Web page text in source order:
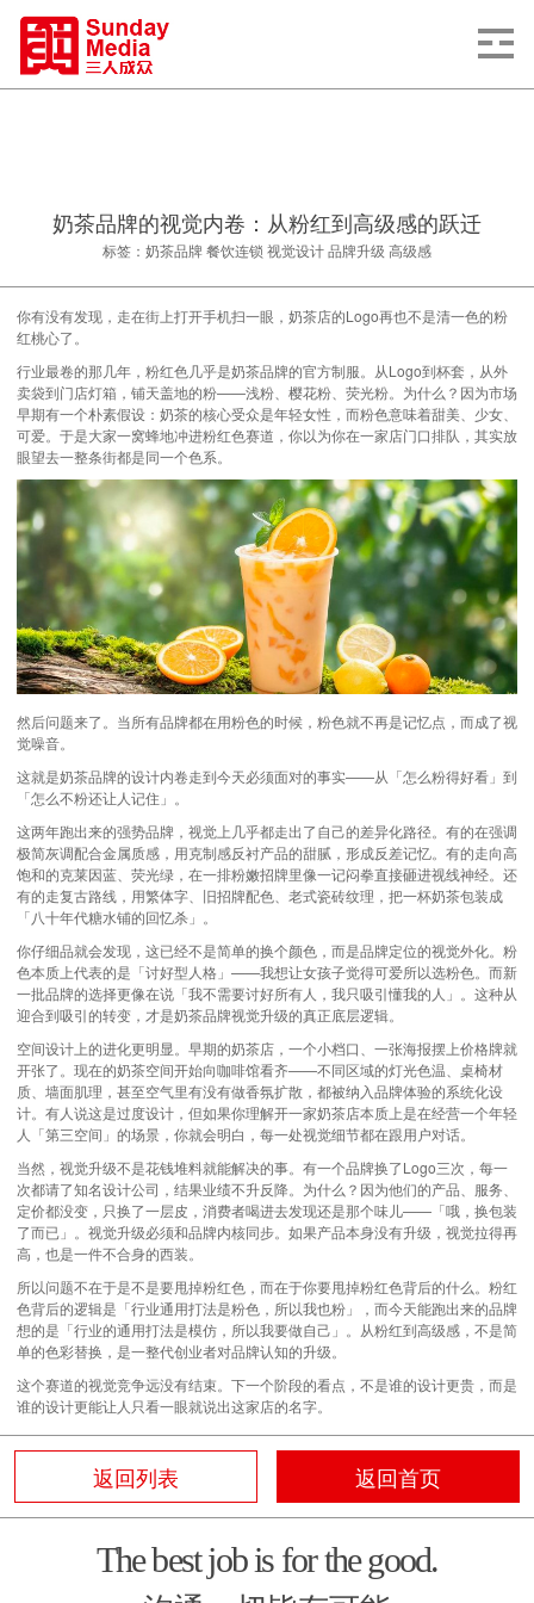
奶茶品牌的视觉内卷：从粉红到高级感的跃迁
标签：奶茶品牌 餐饮连锁 视觉设计 品牌升级 高级感
你有没有发现，走在街上打开手机扫一眼，奶茶店的Logo再也不是清一色的粉
红桃心了。
行业最卷的那几年，粉红色几乎是奶茶品牌的官方制服。从Logo到杯套，从外
卖袋到门店灯箱，铺天盖地的粉——浅粉、樱花粉、荧光粉。为什么？因为市场
早期有一个朴素假设：奶茶的核心受众是年轻女性，而粉色意味着甜美、少女、
可爱。于是大家一窝蜂地冲进粉红色赛道，你以为你在一家店门口排队，其实放
眼望去一整条街都是同一个色系。
然后问题来了。当所有品牌都在用粉色的时候，粉色就不再是记忆点，而成了视
觉噪音。
这就是奶茶品牌的设计内卷走到今天必须面对的事实——从「怎么粉得好看」到
「怎么不粉还让人记住」。
这两年跑出来的强势品牌，视觉上几乎都走出了自己的差异化路径。有的在强调
极简灰调配合金属质感，用克制感反衬产品的甜腻，形成反差记忆。有的走向高
饱和的克莱因蓝、荧光绿，在一排粉嫩招牌里像一记闷拳直接砸进视线神经。还
有的走复古路线，用繁体字、旧招牌配色、老式瓷砖纹理，把一杯奶茶包装成
「八十年代糖水铺的回忆杀」。
你仔细品就会发现，这已经不是简单的换个颜色，而是品牌定位的视觉外化。粉
色本质上代表的是「讨好型人格」——我想让女孩子觉得可爱所以选粉色。而新
一批品牌的选择更像在说「我不需要讨好所有人，我只吸引懂我的人」。这种从
迎合到吸引的转变，才是奶茶品牌视觉升级的真正底层逻辑。
空间设计上的进化更明显。早期的奶茶店，一个小档口、一张海报摆上价格牌就
开张了。现在的奶茶空间开始向咖啡馆看齐——不同区域的灯光色温、桌椅材
质、墙面肌理，甚至空气里有没有做香氛扩散，都被纳入品牌体验的系统化设
计。有人说这是过度设计，但如果你理解开一家奶茶店本质上是在经营一个年轻
人「第三空间」的场景，你就会明白，每一处视觉细节都在跟用户对话。
当然，视觉升级不是花钱堆料就能解决的事。有一个品牌换了Logo三次，每一
次都请了知名设计公司，结果业绩不升反降。为什么？因为他们的产品、服务、
定价都没变，只换了一层皮，消费者喝进去发现还是那个味儿——「哦，换包装
了而已」。视觉升级必须和品牌内核同步。如果产品本身没有升级，视觉拉得再
高，也是一件不合身的西装。
所以问题不在于是不是要甩掉粉红色，而在于你要甩掉粉红色背后的什么。粉红
色背后的逻辑是「行业通用打法是粉色，所以我也粉」，而今天能跑出来的品牌
想的是「行业的通用打法是模仿，所以我要做自己」。从粉红到高级感，不是简
单的色彩替换，是一整代创业者对品牌认知的升级。
这个赛道的视觉竞争远没有结束。下一个阶段的看点，不是谁的设计更贵，而是
谁的设计更能让人只看一眼就说出这家店的名字。
返回列表 返回首页
The best job is for the good.